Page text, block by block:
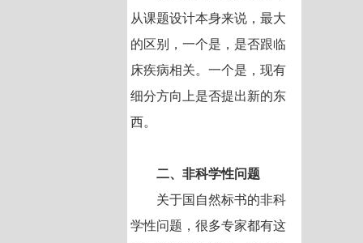
从课题设计本身来说，最大
的区别，一个是，是否跟临
床疾病相关。一个是，现有
细分方向上是否提出新的东
西。
二、非科学性问题
关于国自然标书的非科
学性问题，很多专家都有这